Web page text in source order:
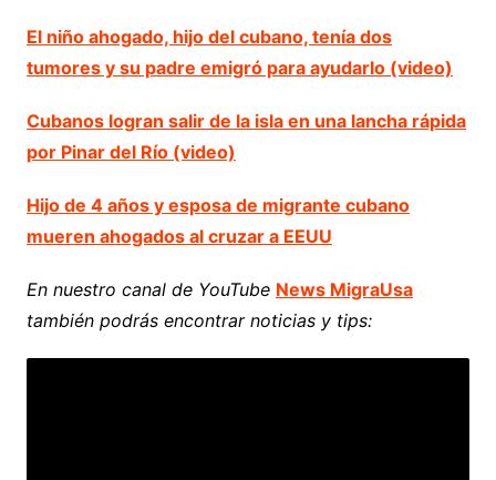
El niño ahogado, hijo del cubano, tenía dos
tumores y su padre emigró para ayudarlo (video)
Cubanos logran salir de la isla en una lancha rápida
por Pinar del Río (video)
Hijo de 4 años y esposa de migrante cubano
mueren ahogados al cruzar a EEUU
En nuestro canal de YouTube News MigraUsa
también podrás encontrar noticias y tips: